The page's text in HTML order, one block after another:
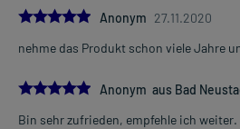
5.0Anonym 27.11.2020
nehme das Produkt schon viele Jahre
5.0Anonym aus Bad
Bin sehr zufrieden, empfehle ich weiter.